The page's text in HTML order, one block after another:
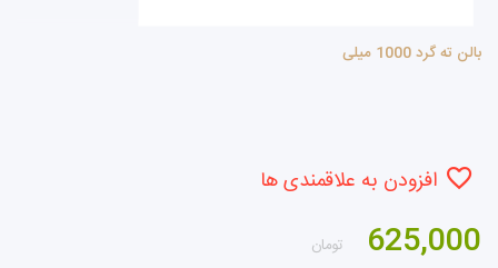
بالن ته گرد 1000 میلی
افزودن به علاقمندی ها
625,000 تومان